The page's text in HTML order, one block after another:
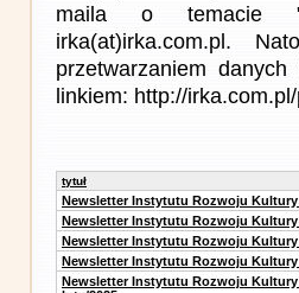
maila o temacie
irka(at)irka.com.pl.
przetwarzaniem
linkiem: http://
tytuł
Newsletter Instytutu Rozwoju
Newsletter Instytutu Rozwoju
Newsletter Instytutu Rozwoju
Newsletter Instytutu Rozwoju
Newsletter Instytutu Rozwoju